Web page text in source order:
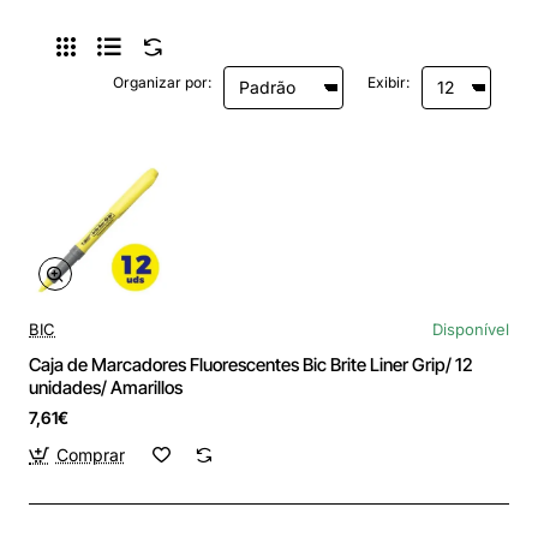
Organizar por: Exibir:
BIC Disponível
Caja de Marcadores Fluorescentes Bic Brite Liner Grip/ 12
unidades/ Amarillos
7,61€
Comprar